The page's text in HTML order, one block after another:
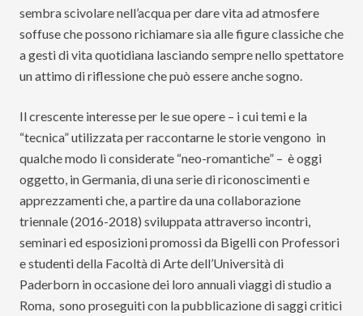
sembra scivolare nell’acqua per dare vita ad atmosfere
soffuse che possono richiamare sia alle figure classiche che
a gesti di vita quotidiana lasciando sempre nello spettatore
un attimo di riflessione che può essere anche sogno.
Il crescente interesse per le sue opere – i cui temi e la
“tecnica” utilizzata per raccontarne le storie vengono in
qualche modo lì considerate “neo-romantiche” – è oggi
oggetto, in Germania, di una serie di riconoscimenti e
apprezzamenti che, a partire da una collaborazione
triennale (2016-2018) sviluppata attraverso incontri,
seminari ed esposizioni promossi da Bigelli con Professori
e studenti della Facoltà di Arte dell’Università di
Paderborn in occasione dei loro annuali viaggi di studio a
Roma, sono proseguiti con la pubblicazione di saggi critici